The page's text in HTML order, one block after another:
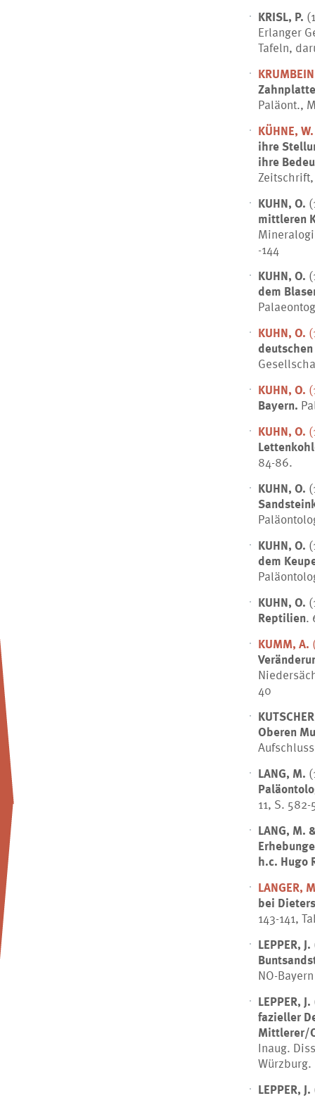
KRISL, P.
Erlanger
Tafeln,
Paläont.,
KÜHNE,
ihre
ihre
KUHN, O.
mittleren
-144
KUHN, O.
dem
KUHN, O.
KUHN, O.
Bayern.
KUHN, O.
84-86.
KUHN, O.
KUHN, O.
dem
KUHN, O.
Reptilien.
KUMM, A.
40
Oberen
LANG, M.
11, S.
LANG, M.
h.c. Hugo
LANGER,
bei
143-141,
LEPPER, J.
NO-
LEPPER, J.
fazieller
Mittlerer/
Inaug.
Würzburg.
LEPPER, J.